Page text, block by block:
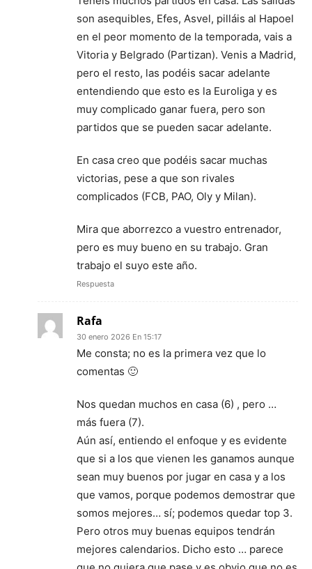
son asequibles, Efes, Asvel, pilláis al Hapoel
en el peor momento de la temporada, vais a
Vitoria y Belgrado (Partizan). Venis a Madrid,
pero el resto, las podéis sacar adelante
entendiendo que esto es la Euroliga y es
muy complicado ganar fuera, pero son
partidos que se pueden sacar adelante.
En casa creo que podéis sacar muchas
victorias, pese a que son rivales
complicados (FCB, PAO, Oly y Milan).
Mira que aborrezco a vuestro entrenador,
pero es muy bueno en su trabajo. Gran
trabajo el suyo este año.
Respuesta
Rafa
30 enero 2026 En 15:17
Me consta; no es la primera vez que lo
comentas 🙂
Nos quedan muchos en casa (6) , pero …
más fuera (7).
Aún así, entiendo el enfoque y es evidente
que si a los que vienen les ganamos aunque
sean muy buenos por jugar en casa y a los
que vamos, porque podemos demostrar que
somos mejores… sí; podemos quedar top 3.
Pero otros muy buenas equipos tendrán
mejores calendarios. Dicho esto … parece